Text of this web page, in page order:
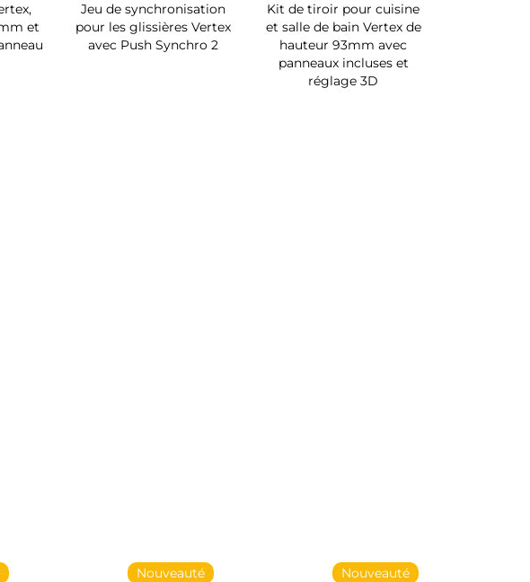
et
Jeu de synchronisation
pour les glissières Vertex
avec Push Synchro 2
Kit de tiroir pour cuisine
et salle de bain Vertex de
hauteur 93mm avec
panneaux incluses et
réglage 3D
Nouveauté Nouveauté